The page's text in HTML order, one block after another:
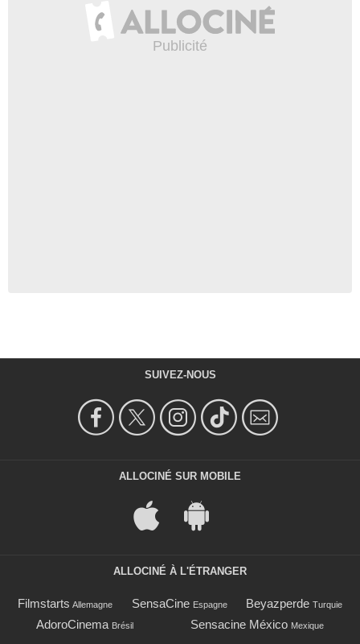
SUIVEZ-NOUS
ALLOCINÉ SUR MOBILE
ALLOCINÉ À L'ÉTRANGER
Filmstarts Allemagne SensaCine Espagne Beyazperde Turquie
AdoroCinema Brésil Sensacine México Mexique